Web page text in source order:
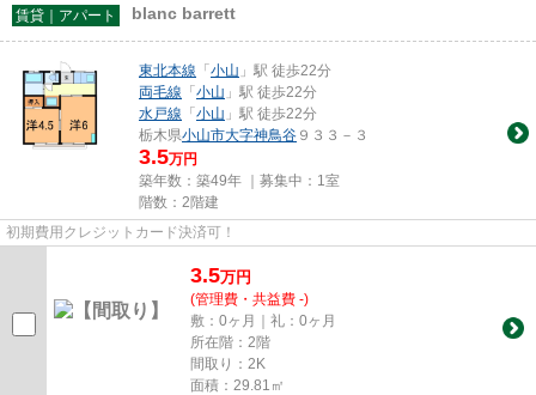
賃貸｜アパート blanc barrett
東北本線 「小山 」駅 徒歩22分
両毛線 「小山 」駅 徒歩22分
水戸線 「小山 」駅 徒歩22分
栃木県小山市大字神鳥谷 ９３３－３
3.5万円
築年数：築49年 ｜募集中： 1室
階数：2階建
初期費用クレジットカード決済可！
3.5万円
(管理費・共益費 -)
敷：0ヶ月｜礼：0ヶ月
所在階：2階
間取り：2K
面積：29.81㎡